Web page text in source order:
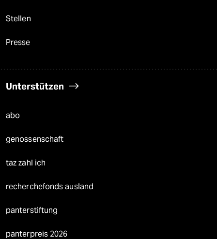
Stellen
Presse
Unterstützen
abo
genossenschaft
taz zahl ich
recherchefonds ausland
panterstiftung
panterpreis 2026